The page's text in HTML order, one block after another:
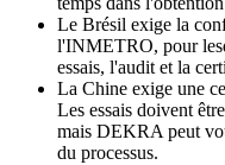
Le Brésil exige la
l'INMETRO, pour
essais, l'audit et la
La Chine exige une
Les essais doivent
mais DEKRA peut
du processus.